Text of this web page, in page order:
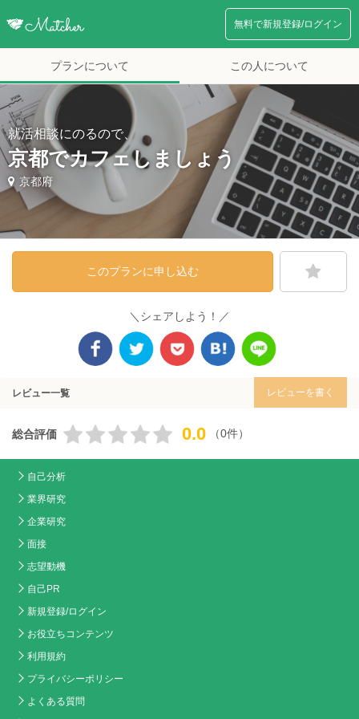
無料で新規登録/ログイン
プランについて この人について
就活相談にのるので、
京都でカフェしましょう
京都府
このプランに申し込む
＼シェアしよう！／
レビュー一覧 レビューを書く
総合評価 0.0 （0件）
自己分析
業界研究
企業研究
面接
志望動機
自己PR
新規登録/ログイン
お役立ちコンテンツ
利用規約
プライバシーポリシー
よくある質問